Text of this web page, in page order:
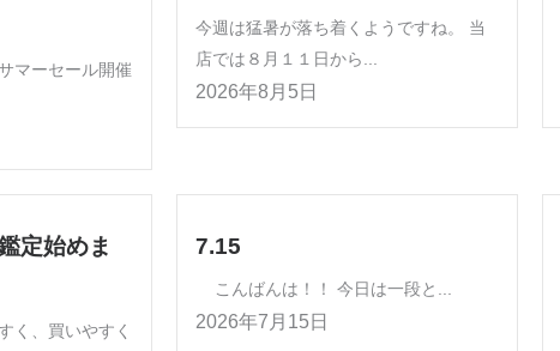
マーセール開催
今週は猛暑が落ち着くようですね。 当
店では８月１１日から...
2026年8月5日
始めま
く、買いやすく
7.15
こんばんは！！ 今日は一段と...
2026年7月15日